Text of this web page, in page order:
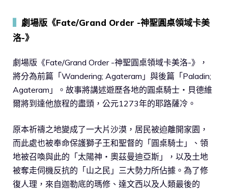
劇場版《Fate/Grand Order -神聖圓桌領域卡美
洛-》
劇場版《Fate/Grand Order -神聖圓桌領域卡美洛-》，
將分為前篇「Wandering; Agateram」與後篇「Paladin;
Agateram」。故事將講述遊歷各地的圓桌騎士・貝德維
爾將到達他旅程的盡頭，公元1273年的耶路薩冷。
原本祈禱之地變成了一大片沙漠，居民被迫離開家園，
而此處也被奉命保護獅子王和聖督的「圓桌騎士」、領
地被召喚與此的「太陽神・奧茲曼迪亞斯」，以及土地
被奪走伺機反抗的「山之民」三大勢力所佔據。為了修
復人理，來自迦勒底的瑪修、達文西以及人類最後的